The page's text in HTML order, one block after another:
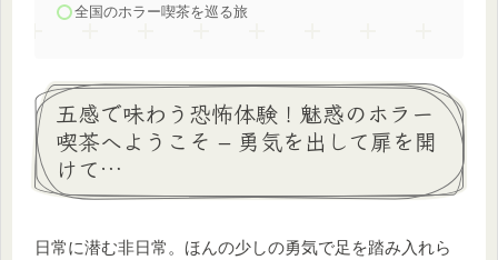
全国のホラー喫茶を巡る旅
五感で味わう恐怖体験！魅惑のホラー
喫茶へようこそ – 勇気を出して扉を開
けて…
日常に潜む非日常。ほんの少しの勇気で足を踏み入れら